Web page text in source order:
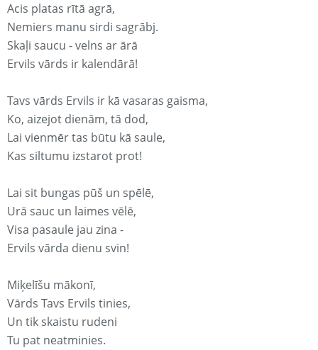
Acis platas rītā agrā,
Nemiers manu sirdi sagrābj.
Skaļi saucu - velns ar ārā
Ervils vārds ir kalendārā!
Tavs vārds Ervils ir kā vasaras gaisma,
Ko, aizejot dienām, tā dod,
Lai vienmēr tas būtu kā saule,
Kas siltumu izstarot prot!
Lai sit bungas pūš un spēlē,
Urā sauc un laimes vēlē,
Visa pasaule jau zina -
Ervils vārda dienu svin!
Miķelīšu mākonī,
Vārds Tavs Ervils tinies,
Un tik skaistu rudeni
Tu pat neatminies.